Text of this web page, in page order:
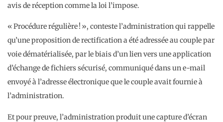
avis de réception comme la loi l’impose.
« Procédure régulière ! », conteste l’administration qui rappelle
qu’une proposition de rectification a été adressée au couple par
voie dématérialisée, par le biais d’un lien vers une application
d’échange de fichiers sécurisé, communiqué dans un e-mail
envoyé à l’adresse électronique que le couple avait fournie à
l’administration.
Et pour preuve, l’administration produit une capture d’écran